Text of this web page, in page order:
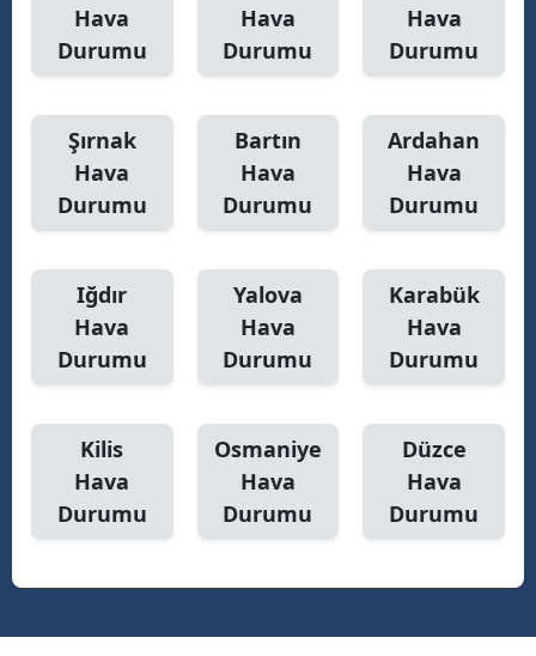
Hava
Durumu
Hava
Durumu
Hava
Durumu
Şırnak
Hava
Durumu
Bartın
Hava
Durumu
Ardahan
Hava
Durumu
Iğdır
Hava
Durumu
Yalova
Hava
Durumu
Karabük
Hava
Durumu
Kilis
Hava
Durumu
Osmaniye
Hava
Durumu
Düzce
Hava
Durumu